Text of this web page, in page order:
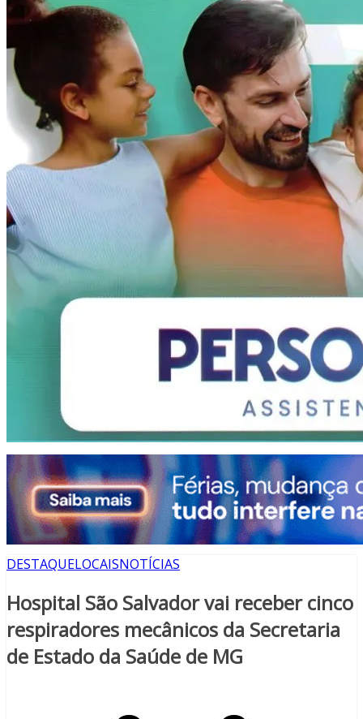
DESTAQUELOCAISNOTÍCIAS
Hospital São Salvador vai receber cinco
respiradores mecânicos da Secretaria
de Estado da Saúde de MG